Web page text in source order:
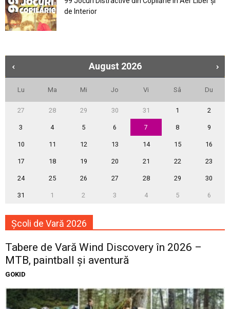
de Interior
August 2026
Lu Ma Mi Jo Vi Sâ Du
27 28 29 30 31 1 2
3 4 5 6 7 8 9
10 11 12 13 14 15 16
17 18 19 20 21 22 23
24 25 26 27 28 29 30
31 1 2 3 4 5 6
Școli de Vară 2026
Tabere de Vară Wind Discovery în 2026 –
MTB, paintball și aventură
GOKID